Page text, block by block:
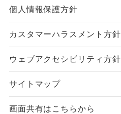
個人情報保護方針
カスタマーハラスメント方針
ウェブアクセシビリティ方針
サイトマップ
画面共有はこちらから